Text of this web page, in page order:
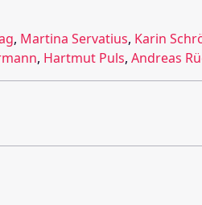
, Martina Servatius, Karin
, Hartmut Puls, Andreas